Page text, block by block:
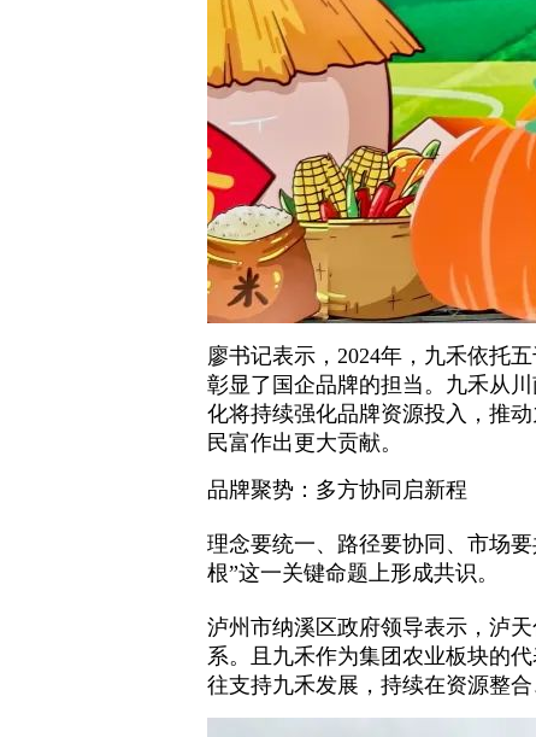
廖书记表示，2024年，九禾依托
彰显了国企品牌的担当。九禾从
化将持续强化品牌资源投入，推
民富作出更大贡献。
品牌聚势：多方协同启新程
理念要统一、路径要协同、市场
根”这一关键命题上形成共识。
泸州市纳溪区政府领导表示，泸
系。且九禾作为集团农业板块的
往支持九禾发展，持续在资源整